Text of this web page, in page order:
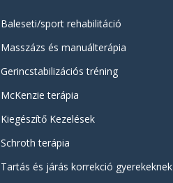
Baleseti/sport rehabilitáció
Masszázs és manuálterápia
Gerincstabilizációs tréning
McKenzie terápia
Kiegészítő Kezelések
Schroth terápia
Tartás és járás korrekció gyerekeknek